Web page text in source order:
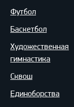
Футбол
Баскетбол
Художественная
гимнастика
Сквош
Единоборства